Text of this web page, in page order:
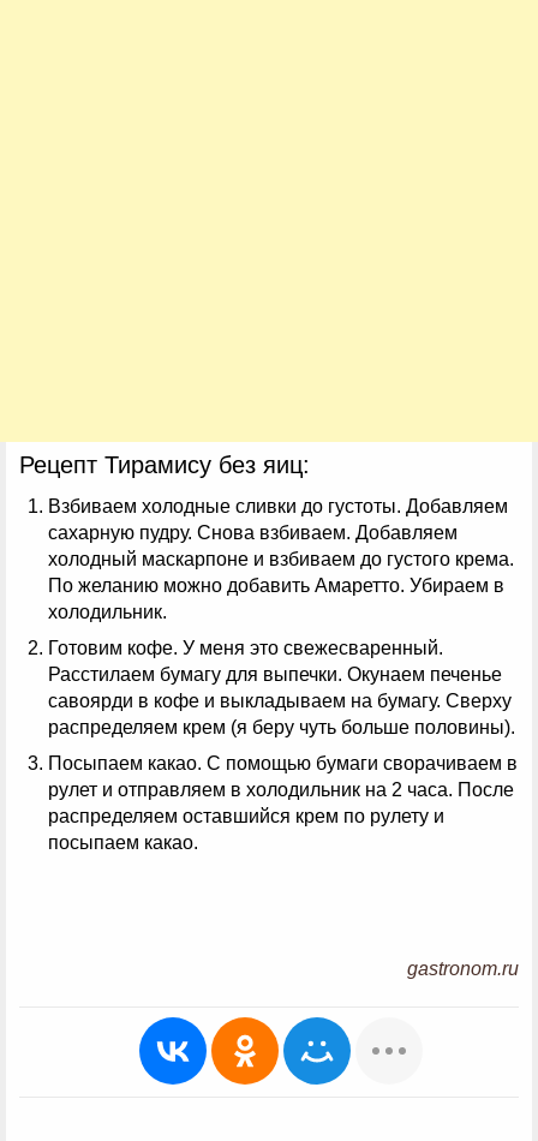
Рецепт Тирамису без яиц:
Взбиваем холодные сливки до густоты. Добавляем
сахарную пудру. Снова взбиваем. Добавляем
холодный маскарпоне и взбиваем до густого крема.
По желанию можно добавить Амаретто. Убираем в
холодильник.
Готовим кофе. У меня это свежесваренный.
Расстилаем бумагу для выпечки. Окунаем печенье
савоярди в кофе и выкладываем на бумагу. Сверху
распределяем крем (я беру чуть больше половины).
Посыпаем какао. С помощью бумаги сворачиваем в
рулет и отправляем в холодильник на 2 часа. После
распределяем оставшийся крем по рулету и
посыпаем какао.
gastronom.ru